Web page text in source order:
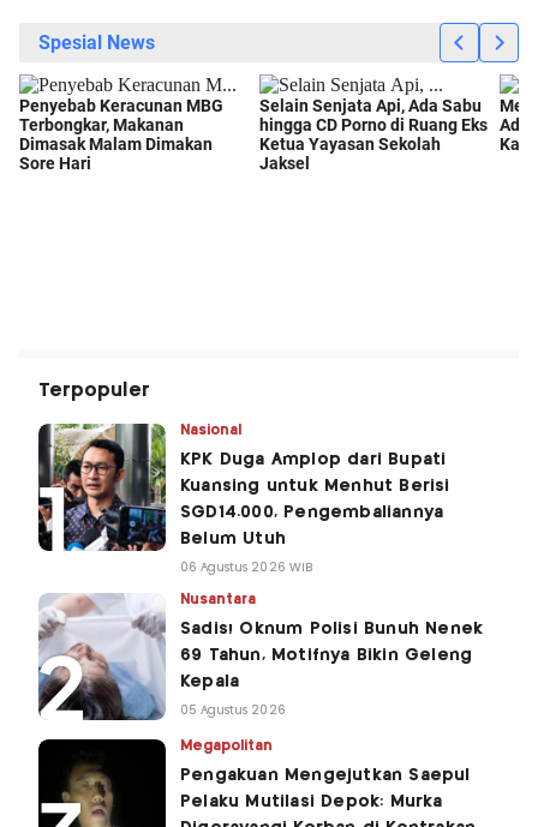
Terpopuler
Nasional
KPK Duga Amplop dari Bupati
Kuansing untuk Menhut Berisi
SGD14.000, Pengembaliannya
Belum Utuh
06 Agustus 2026 WIB
Nusantara
Sadis! Oknum Polisi Bunuh Nenek
69 Tahun, Motifnya Bikin Geleng
Kepala
05 Agustus 2026
Megapolitan
Pengakuan Mengejutkan Saepul
Pelaku Mutilasi Depok: Murka